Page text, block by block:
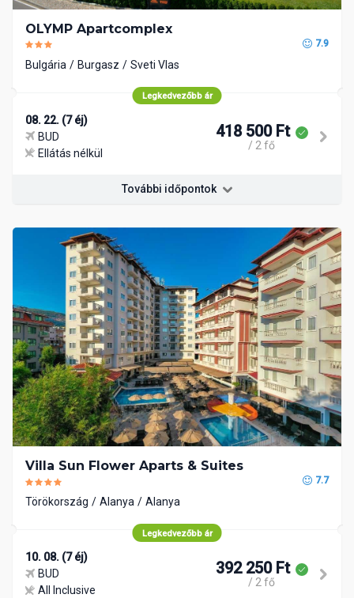
OLYMP Apartcomplex
7.9
Bulgária Burgasz Sveti Vlas
Legkedvezőbb ár
08. 22. (7 éj)
BUD
Ellátás nélkül
418 500 Ft
/ 2 fő
További időpontok
Villa Sun Flower Aparts & Suites
7.7
Törökország Alanya Alanya
Legkedvezőbb ár
10. 08. (7 éj)
BUD
All Inclusive
392 250 Ft
/ 2 fő